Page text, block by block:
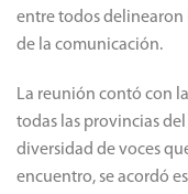
entre todos delinearon
de la comunicación.
La reunión contó con
todas las provincias
diversidad de voces
encuentro, se acordó